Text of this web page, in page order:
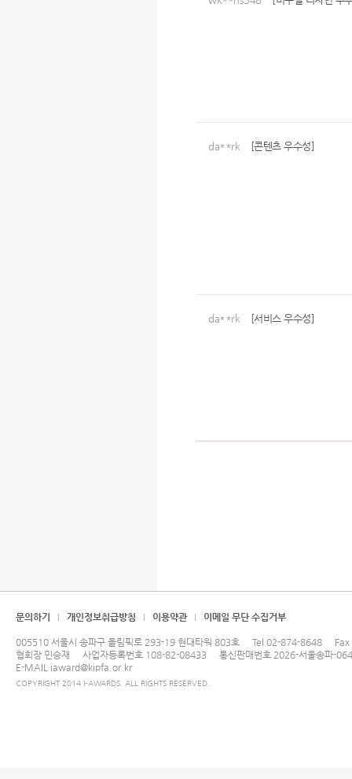
문의하기 개인정보취급방침 이용약관 이메일 무단 수집거부
005510 서울시 송파구 올림픽로 293-19 현대타워 803호 Tel 02-874-8648
협회장 민승재
사업자등록번호 108-82-08433
통신판매번호 2026-서울송파-
E-MAIL iaward@kipfa.or.kr
COPYRIGHT 2014 I-AWARDS. ALL RIGHTS RESERVED.